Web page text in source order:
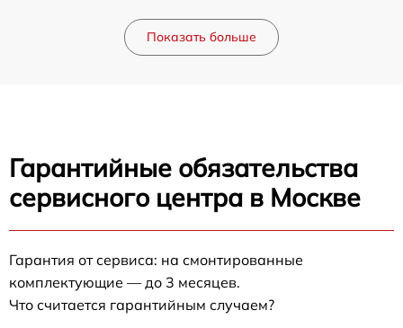
Показать больше
Гарантийные обязательства
сервисного центра в Москве
Гарантия от сервиса: на смонтированные
комплектующие — до 3 месяцев.
Что считается гарантийным случаем?